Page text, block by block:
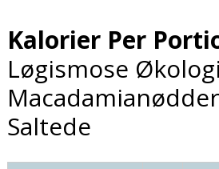
Kalorier Per
Løgismose
Saltede